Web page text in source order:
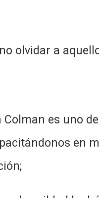
olvidar a
Colman es uno
en